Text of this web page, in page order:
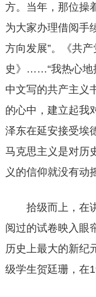
方。当年，那位操
为大家办理借阅手
方向发展”。《共
史》……“我热心地
中文写的共产主义
的心中，建立起我
泽东在延安接受埃
马克思主义是对历
义的信仰就没有动
拾级而上，在讲
阅过的试卷映入眼
历史上最大的新纪
级学生贺廷珊，在